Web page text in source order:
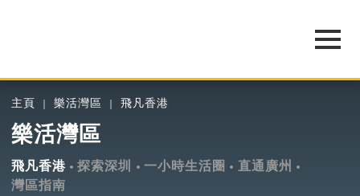
主頁 樂活灣區 飛凡香港
樂活灣區
飛凡香港 探索深圳 一小時生活圈
直通廣州
灣區指南